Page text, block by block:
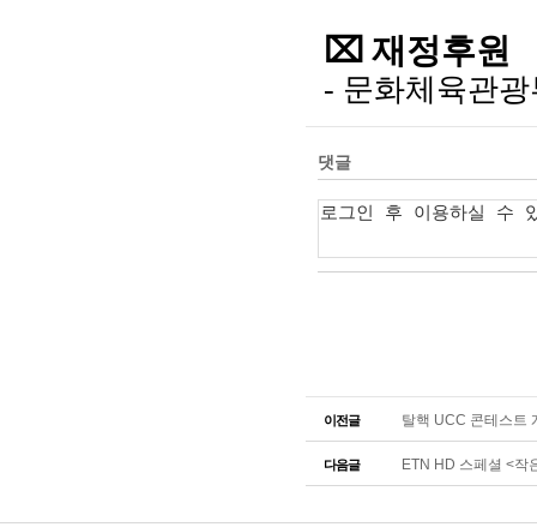
⌧ 재정후원
- 문화체육관
이전글 탈핵 UCC 콘테스트
다음글 ETN HD 스페셜 <작